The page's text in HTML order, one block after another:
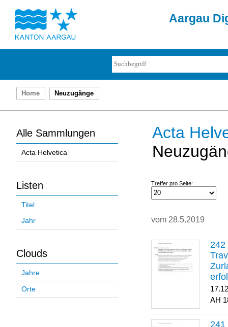
Aargau
Home Neuzugänge
Alle Sammlungen
Acta Helvetica
Listen
Titel
Jahr
Clouds
Jahre
Orte
Acta
Treffer pro Seite:
vom 28.5.2019